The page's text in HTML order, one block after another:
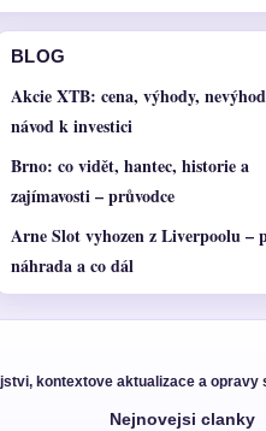
BLOG
Akcie XTB: cena, výhody,
návod k investici
Brno: co vidět, hantec, historie a
zajímavosti – průvodce
Arne Slot vyhozen z Liverpoolu –
náhrada a co dál
kontextove aktualizace a opravy
Nejnovejsi clanky